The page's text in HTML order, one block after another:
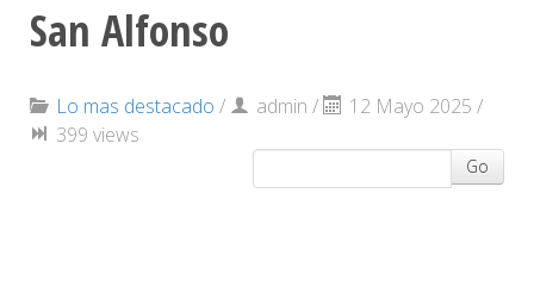
San Alfonso
Lo mas destacado / admin /
12 Mayo 2025 /
399 views
Go